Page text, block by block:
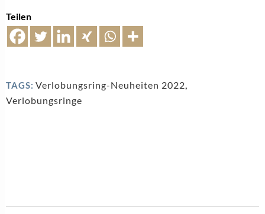
Teilen
TAGS: Verlobungsring-Neuheiten 2022,
Verlobungsringe